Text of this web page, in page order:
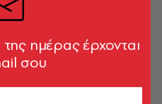
ημέρας έρχονται
σου